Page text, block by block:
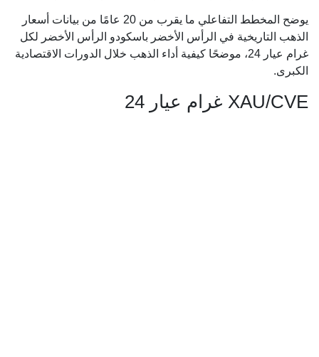
يوضح المخطط التفاعلي ما يقرب من 20 عامًا من بيانات أسعار
الذهب التاريخية في الرأس الأخضر باسكودو الرأس الأخضر لكل
غرام عيار 24، موضحًا كيفية أداء الذهب خلال الدورات الاقتصادية
الكبرى.
XAU/CVE غرام عيار 24